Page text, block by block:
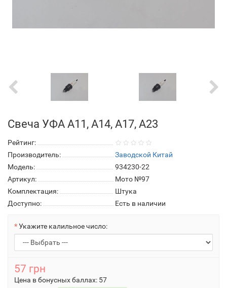
Свеча УФА А11, А14, А17, А23
Рейтинг:
Производитель:
Заводской Китай
Модель:
934230-22
Артикул:
Мото №97
Комплектация:
Штука
Доступно:
Есть в наличии
Укажите калильное число:
57 грн
Цена в бонусных баллах: 57